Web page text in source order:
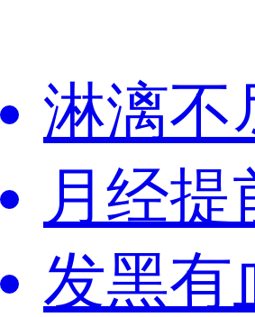
淋漓不
月经提
发黑有